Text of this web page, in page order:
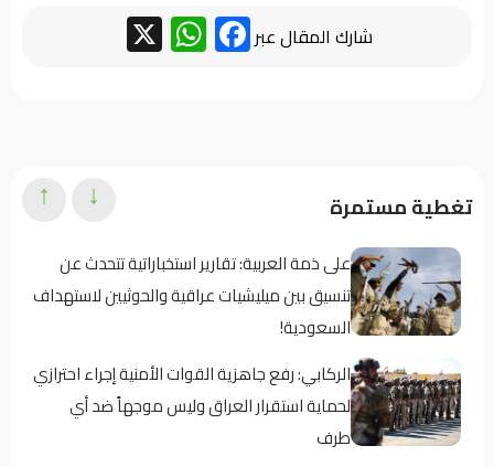
شارك المقال عبر Facebook
WhatsApp
تغطية مستمرة
على ذمة العربية: تقارير استخباراتية تتحدث عن
تنسيق بين ميليشيات عراقية والحوثيين لاستهداف
السعودية!
الركابي: رفع جاهزية القوات الأمنية إجراء احترازي
لحماية استقرار العراق وليس موجهاً ضد أي
طرف
↓
↑